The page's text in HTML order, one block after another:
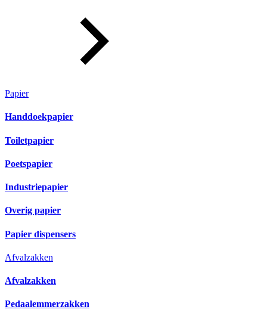
Papier
Handdoekpapier
Toiletpapier
Poetspapier
Industriepapier
Overig papier
Papier dispensers
Afvalzakken
Afvalzakken
Pedaalemmerzakken